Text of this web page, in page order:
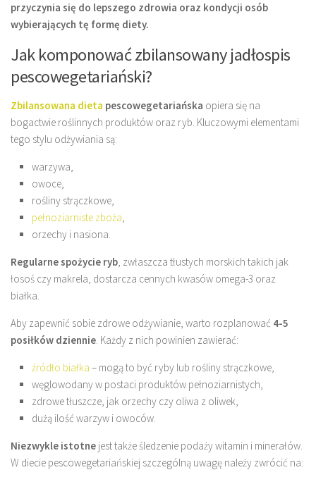
przyczynia się do lepszego zdrowia oraz kondycji osób
wybierających tę formę diety.
Jak komponować zbilansowany jadłospis
pescowegetariański?
Zbilansowana dieta pescowegetariańska opiera się na
bogactwie roślinnych produktów oraz ryb. Kluczowymi elementami
tego stylu odżywiania są:
warzywa,
owoce,
rośliny strączkowe,
pełnoziarniste zboża,
orzechy i nasiona.
Regularne spożycie ryb, zwłaszcza tłustych morskich takich jak
łosoś czy makrela, dostarcza cennych kwasów omega-3 oraz
białka.
Aby zapewnić sobie zdrowe odżywianie, warto rozplanować 4-5
posiłków dziennie. Każdy z nich powinien zawierać:
źródło białka – mogą to być ryby lub rośliny strączkowe,
węglowodany w postaci produktów pełnoziarnistych,
zdrowe tłuszcze, jak orzechy czy oliwa z oliwek,
dużą ilość warzyw i owoców.
Niezwykle istotne jest także śledzenie podaży witamin i minerałów.
W diecie pescowegetariańskiej szczególną uwagę należy zwrócić na: